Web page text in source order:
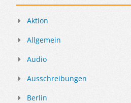
Aktion
Allgemein
Audio
Ausschreibungen
Berlin